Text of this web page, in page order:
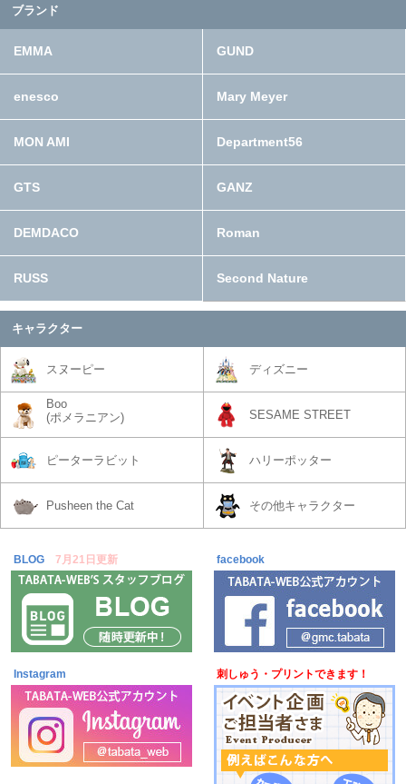
ブランド
EMMA GUND
enesco Mary Meyer
MON AMI Department56
GTS GANZ
DEMDACO Roman
RUSS Second Nature
キャラクター
スヌーピー ディズニー
Boo
(ポメラニアン)
SESAME STREET
ピーターラビット ハリーポッター
Pusheen the Cat その他キャラクター
BLOG 7月21日更新 facebook
Instagram 刺しゅう・プリントできます！